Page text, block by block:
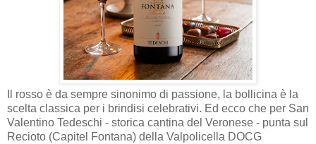
Il rosso è da sempre sinonimo di passione, la bollicina è la
scelta classica per i brindisi celebrativi. Ed ecco che per San
Valentino Tedeschi - storica cantina del Veronese - punta sul
Recioto (Capitel Fontana) della Valpolicella DOCG